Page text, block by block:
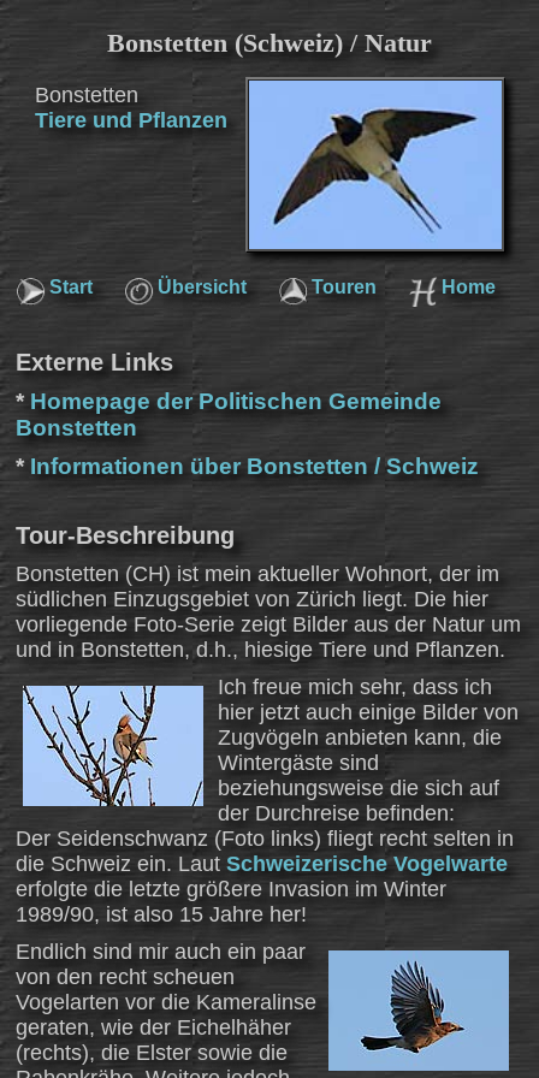
Bonstetten (Schweiz) / Natur
Bonstetten
Tiere und Pflanzen
Start Übersicht Touren Home
Externe Links
* Homepage der Politischen Gemeinde
Bonstetten
* Informationen über Bonstetten / Schweiz
Tour-Beschreibung
Bonstetten (CH) ist mein aktueller Wohnort, der im
südlichen Einzugsgebiet von Zürich liegt. Die hier
vorliegende Foto-Serie zeigt Bilder aus der Natur um
und in Bonstetten, d.h., hiesige Tiere und Pflanzen.
Ich freue mich sehr, dass ich
hier jetzt auch einige Bilder von
Zugvögeln anbieten kann, die
Wintergäste sind
beziehungsweise die sich auf
der Durchreise befinden:
Der Seidenschwanz (Foto links) fliegt recht selten in
die Schweiz ein. Laut Schweizerische Vogelwarte
erfolgte die letzte größere Invasion im Winter
1989/90, ist also 15 Jahre her!
Endlich sind mir auch ein paar
von den recht scheuen
Vogelarten vor die Kameralinse
geraten, wie der Eichelhäher
(rechts), die Elster sowie die